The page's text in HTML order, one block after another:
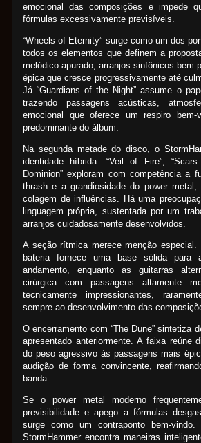
emocional das composições e impede
fórmulas excessivamente previsíveis.
“Wheels of Eternity” surge como um dos
todos os elementos que definem a
melódico apurado, arranjos sinfônicos bem
épica que cresce progressivamente até
Já “Guardians of the Night” assume o
trazendo passagens acústicas,
emocional que oferece um respiro
predominante do álbum.
Na segunda metade do disco, o
identidade híbrida. “Veil of Fire”,
Dominion” exploram com competência a
thrash e a grandiosidade do power
colagem de influências. Há uma
linguagem própria, sustentada por um
arranjos cuidadosamente desenvolvidos.
A seção rítmica merece menção
bateria fornece uma base sólida para
andamento, enquanto as guitarras
cirúrgica com passagens altamente
tecnicamente impressionantes,
sempre ao desenvolvimento das
O encerramento com “The Dune” sintetiza
apresentado anteriormente. A faixa
do peso agressivo às passagens mais
audição de forma convincente,
banda.
Se o power metal moderno
previsibilidade e apego a fórmulas
surge como um contraponto bem-
StormHammer encontra maneiras